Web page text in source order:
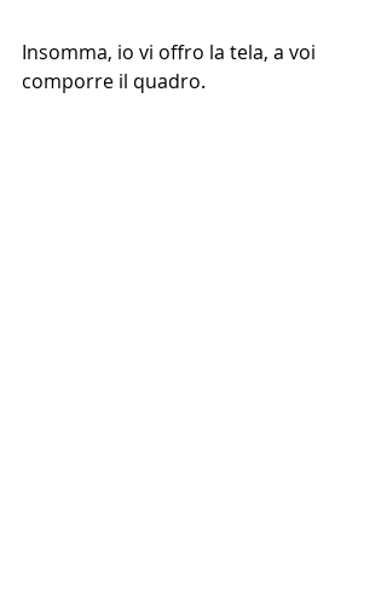
Insomma, io vi offro la tela, a voi
comporre il quadro.